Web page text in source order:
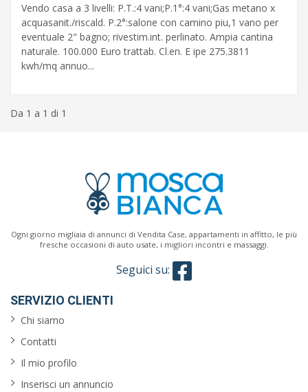
Cucina
Classe
energetica
arredato
balcone
garage
piscina
Vendo casa a 3 livelli: P.T.:4 vani;P.1°:4 vani;Gas metano x
acquasanit./riscald. P.2°:salone con camino piu,1 vano per
eventuale 2" bagno; rivestim.int. perlinato. Ampia cantina
naturale. 100.000 Euro trattab. Cl.en. E ipe 275.3811
kwh/mq annuo...
Da 1 a 1 di 1
Ogni giorno migliaia di annunci di Vendita Case, appartamenti in affitto, le più
fresche occasioni di auto usate, i migliori incontri e massaggi.
Seguici su:
SERVIZIO CLIENTI
Chi siamo
Contatti
Il mio profilo
Inserisci un annuncio